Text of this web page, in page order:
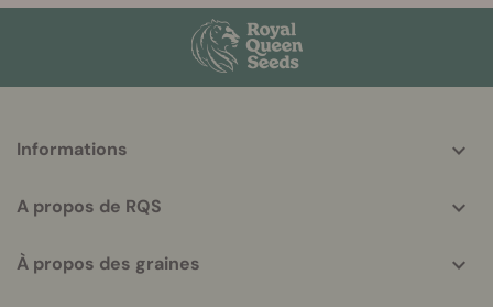
helpful
Informations
A propos de RQS
À propos des graines